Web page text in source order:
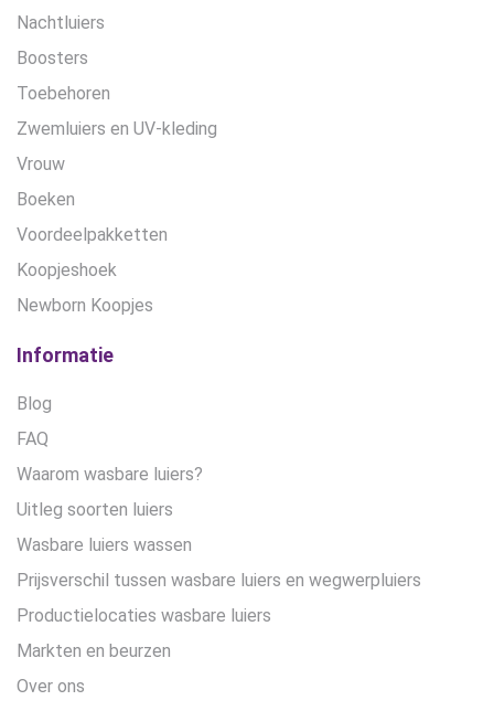
Nachtluiers
Boosters
Toebehoren
Zwemluiers en UV-kleding
Vrouw
Boeken
Voordeelpakketten
Koopjeshoek
Newborn Koopjes
Informatie
Blog
FAQ
Waarom wasbare luiers?
Uitleg soorten luiers
Wasbare luiers wassen
Prijsverschil tussen wasbare luiers en wegwerpluiers
Productielocaties wasbare luiers
Markten en beurzen
Over ons